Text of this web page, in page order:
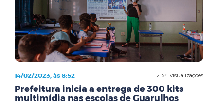
2154 visualizações
14/02/2023, às 8:52
Prefeitura inicia a entrega de 300 kits
multimídia nas escolas de Guarulhos